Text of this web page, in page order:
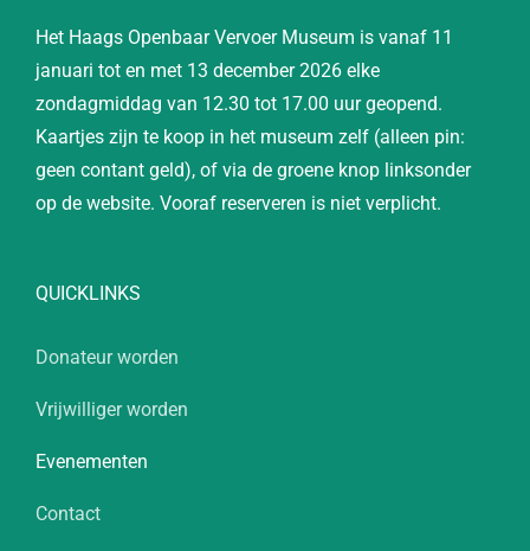
Het Haags Openbaar Vervoer Museum is vanaf 11
januari tot en met 13 december 2026 elke
zondagmiddag van 12.30 tot 17.00 uur geopend.
Kaartjes zijn te koop in het museum zelf (alleen pin:
geen contant geld), of via de groene knop linksonder
op de website. Vooraf reserveren is niet verplicht.
QUICKLINKS
Donateur worden
Vrijwilliger worden
Evenementen
Contact